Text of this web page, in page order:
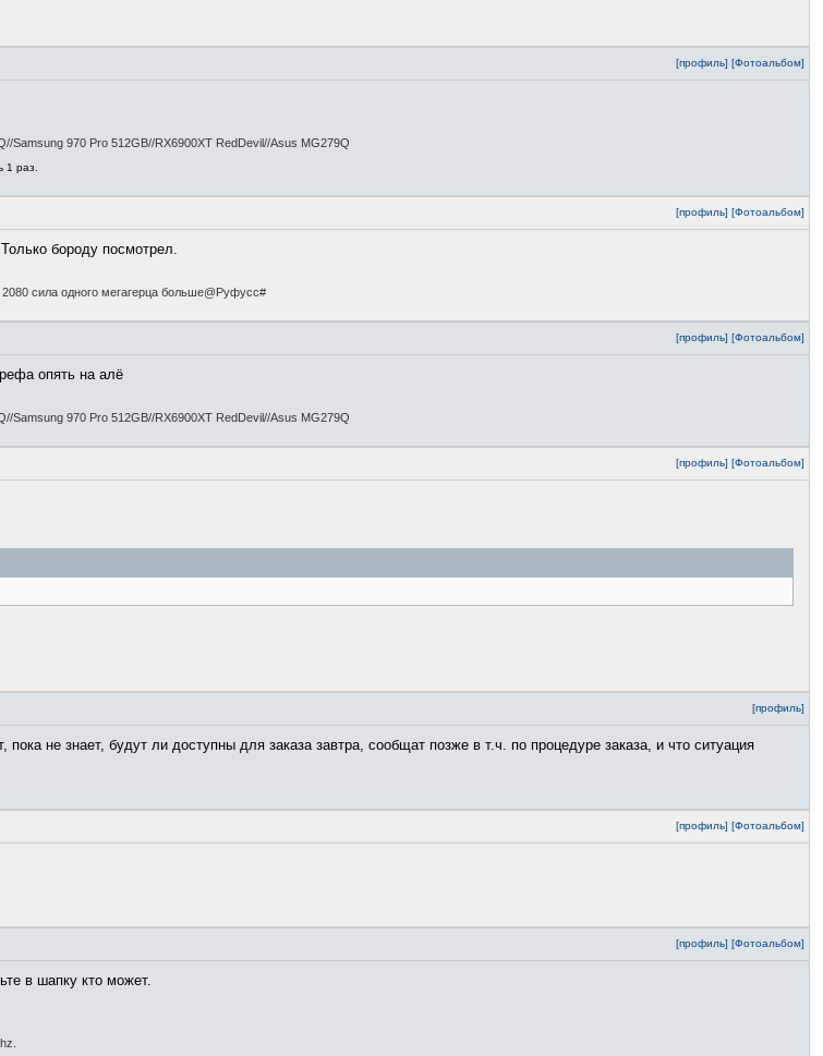
[профиль] [Фотоальбом]
Samsung 970 Pro 512GB//RX6900XT RedDevil//Asus MG279Q
1 раз.
[профиль] [Фотоальбом]
бороду посмотрел.
сила одного мегагерца больше@Руфусс#
[профиль] [Фотоальбом]
опять на алё
Samsung 970 Pro 512GB//RX6900XT RedDevil//Asus MG279Q
[профиль] [Фотоальбом]
[профиль]
не знает, будут ли доступны для заказа завтра, сообщат позже в т.ч. по процедуре заказа, и что ситуация
[профиль] [Фотоальбом]
[профиль] [Фотоальбом]
в шапку кто может.